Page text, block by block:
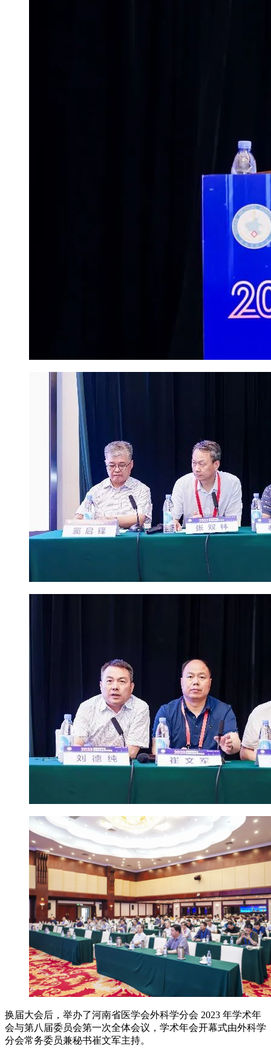
换届大会后，举办了河南省医学会外科学分会 2023 年学术年
会与第八届委员会第一次全体会议，学术年会开幕式由外科学
分会常务委员兼秘书崔文军主持。